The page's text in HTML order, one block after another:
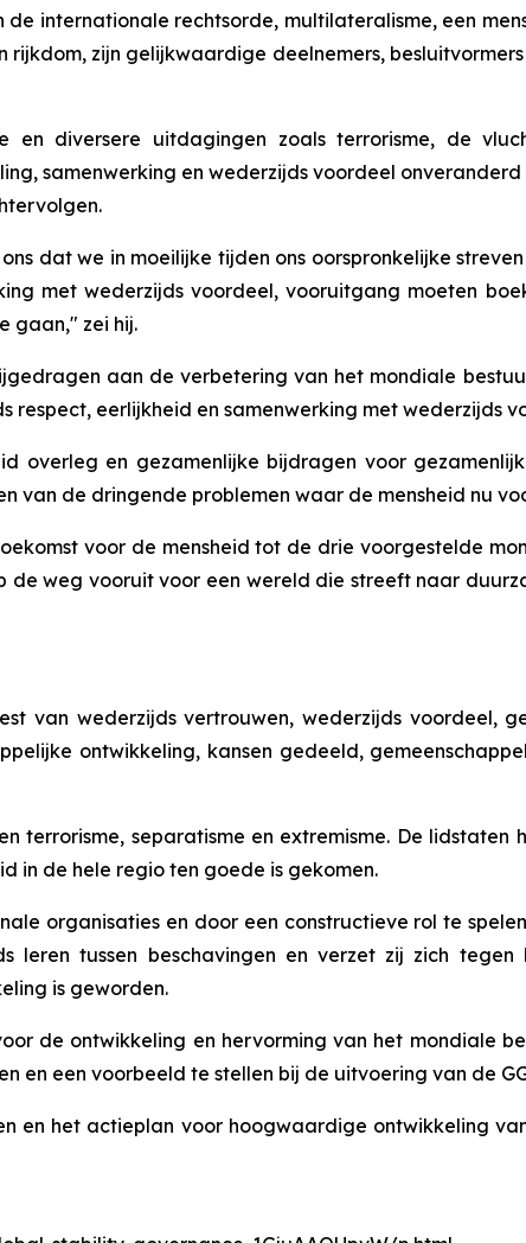
internationale rechtsorde, multilateralisme, een
zijn gelijkwaardige deelnemers,
diversere uitdagingen zoals terrorisme, de
samenwerking en wederzijds voordeel
dat we in moeilijke tijden ons oorspronkelijke
met wederzijds voordeel, vooruitgang moeten
gaan," zei hij.
aan de verbetering van het mondiale
eerlijkheid en samenwerking met wederzijds
overleg en gezamenlijke bijdragen voor
van de dringende problemen waar de mensheid nu
voor de mensheid tot de drie voorgestelde
weg vooruit voor een wereld die streeft naar
van wederzijds vertrouwen, wederzijds voordeel,
ontwikkeling, kansen gedeeld,
terrorisme, separatisme en extremisme. De lidstaten
in de hele regio ten goede is gekomen.
organisaties en door een constructieve rol te
tussen beschavingen en verzet zij zich tegen
is geworden.
de ontwikkeling en hervorming van het mondiale
en een voorbeeld te stellen bij de uitvoering van de
en het actieplan voor hoogwaardige ontwikkeling